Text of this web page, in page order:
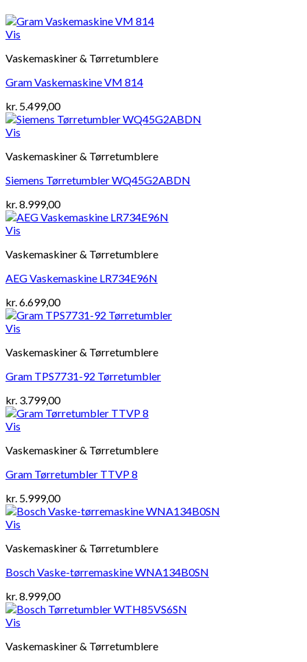
Vis
Vaskemaskiner & Tørretumblere
Gram Vaskemaskine VM 814
kr. 5.499,00
Vis
Vaskemaskiner & Tørretumblere
Siemens Tørretumbler WQ45G2ABDN
kr.8.999,00
Vis
Vaskemaskiner & Tørretumblere
AEG Vaskemaskine LR734E96N
kr.6.699,00
Vis
Vaskemaskiner & Tørretumblere
Gram TPS7731-92 Tørretumbler
kr. 3.799,00
Vis
Vaskemaskiner & Tørretumblere
Gram Tørretumbler TTVP 8
kr. 5.999,00
Vis
Vaskemaskiner & Tørretumblere
Bosch Vaske-tørremaskine WNA134B0SN
kr.8.999,00
Vis
Vaskemaskiner & Tørretumblere